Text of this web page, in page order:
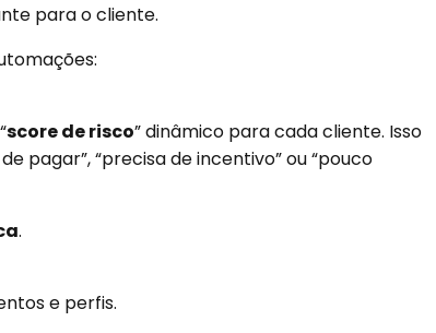
para o cliente.
score de risco” dinâmico para cada cliente. Isso
pagar”, “precisa de incentivo” ou “pouco
.
e perfis.